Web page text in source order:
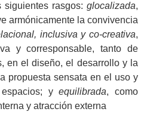
rasgos: glocalizada,
armónicamente la convivencia
inclusiva y co-creativa,
y corresponsable, tanto de
en el diseño, el desarrollo y la
propuesta sensata en el uso y
espacios; yequilibrada, como
y atracción externa